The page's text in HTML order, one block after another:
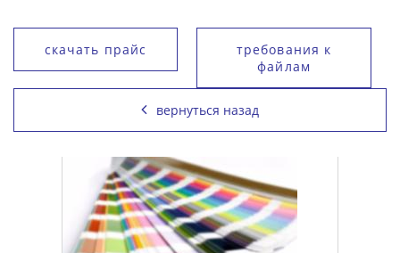
скачать прайс
требования к
файлам
вернуться назад